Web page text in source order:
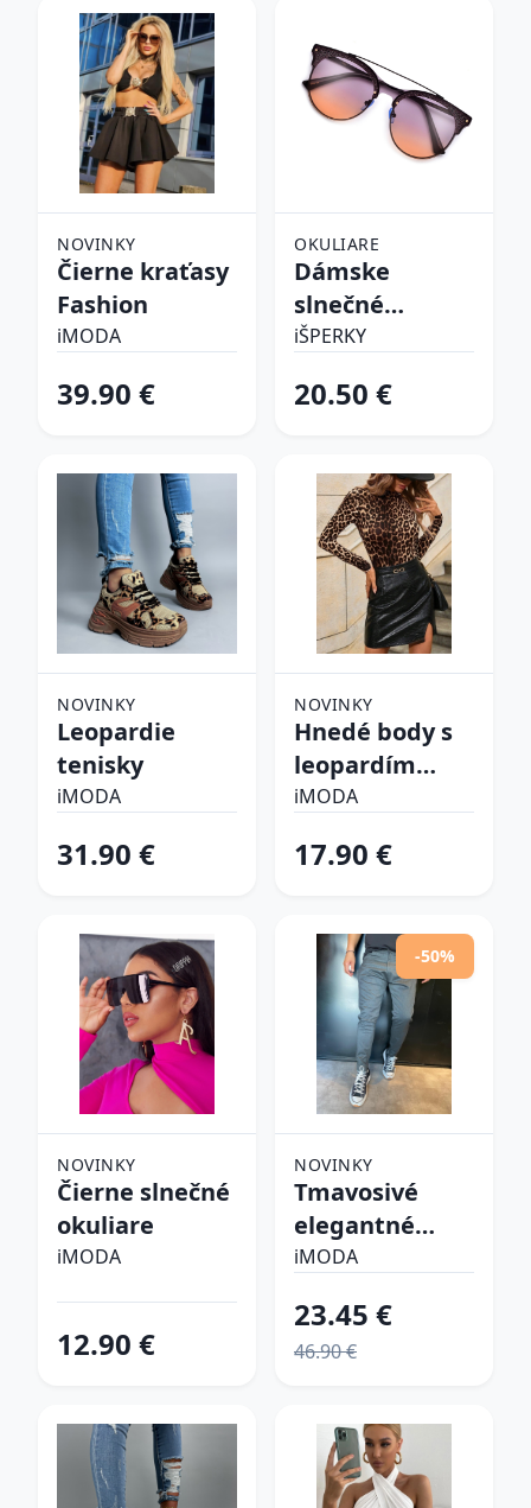
NOVINKY
Čierne kraťasy
Fashion
iMODA
39.90 €
OKULIARE
Dámske
slnečné
okuliare
iŠPERKY
20.50 €
NOVINKY
Leopardie
tenisky
iMODA
31.90 €
NOVINKY
Hnedé body s
leopardím
vzorom
iMODA
17.90 €
NOVINKY
Čierne slnečné
okuliare
iMODA
12.90 €
-50%
NOVINKY
Tmavosivé
elegantné
nohavice
iMODA
23.45 €
46.90 €